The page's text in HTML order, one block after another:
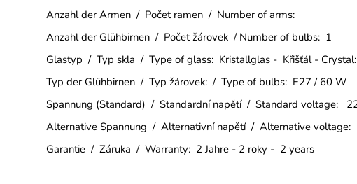
Anzahl der Armen / Počet ramen / Number of arms:
Anzahl der Glühbirnen / Počet žárovek / Number of bulbs: 1
Glastyp / Typ skla / Type of glass: Kristallglas - Křišťál - Crystal:
Typ der Glühbirnen / Typ žárovek: / Type of bulbs: E27 / 60 W
Spannung (Standard) / Standardní napětí / Standard voltage:
Alternative Spannung / Alternativní napětí / Alternative voltage:
Garantie / Záruka / Warranty: 2 Jahre - 2 roky - 2 years